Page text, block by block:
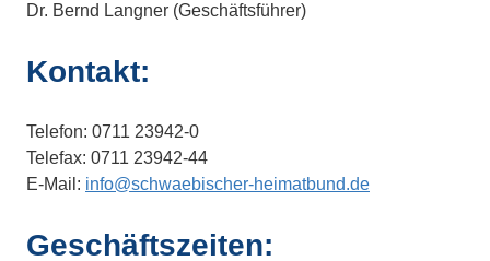
Dr. Bernd Langner (Geschäftsführer)
Kontakt:
Telefon: 0711 23942-0
Telefax: 0711 23942-44
E-Mail: info@schwaebischer-heimatbund.de
Geschäftszeiten: